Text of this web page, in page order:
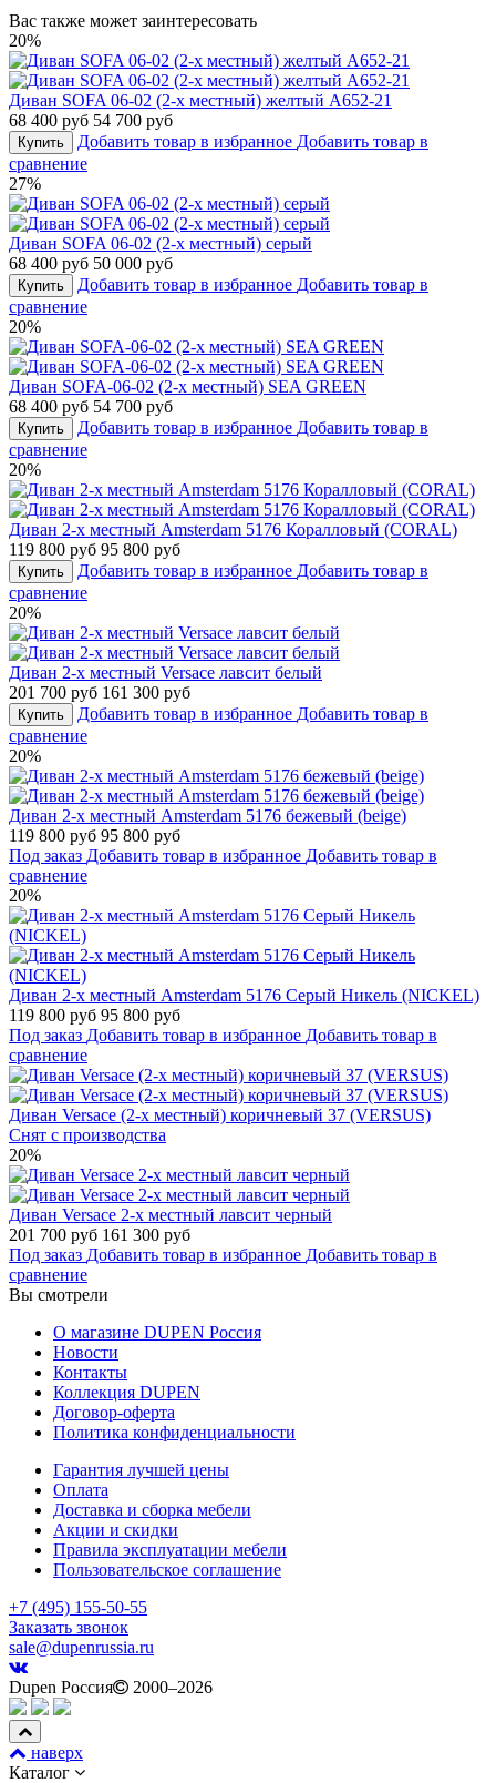
Вас также может заинтересовать
20%
Диван SOFA 06-02 (2-х местный) желтый A652-21
68 400 руб 54 700 руб
Купить Добавить товар в избранное Добавить товар в
сравнение
27%
Диван SOFA 06-02 (2-х местный) серый
68 400 руб 50 000 руб
Купить Добавить товар в избранное Добавить товар в
сравнение
20%
Диван SOFA-06-02 (2-х местный) SEA GREEN
68 400 руб 54 700 руб
Купить Добавить товар в избранное Добавить товар в
сравнение
20%
Диван 2-х местный Amsterdam 5176 Коралловый (CORAL)
119 800 руб 95 800 руб
Купить Добавить товар в избранное Добавить товар в
сравнение
20%
Диван 2-х местный Versace лавсит белый
201 700 руб 161 300 руб
Купить Добавить товар в избранное Добавить товар в
сравнение
20%
Диван 2-х местный Amsterdam 5176 бежевый (beige)
119 800 руб 95 800 руб
Под заказ Добавить товар в избранное Добавить товар в
сравнение
20%
Диван 2-х местный Amsterdam 5176 Серый Никель (NICKEL)
119 800 руб 95 800 руб
Под заказ Добавить товар в избранное Добавить товар в
сравнение
Диван Versace (2-х местный) коричневый 37 (VERSUS)
Снят с производства
20%
Диван Versace 2-х местный лавсит черный
201 700 руб 161 300 руб
Под заказ Добавить товар в избранное Добавить товар в
сравнение
Вы смотрели
О магазине DUPEN Россия
Новости
Контакты
Коллекция DUPEN
Договор-оферта
Политика конфиденциальности
Гарантия лучшей цены
Оплата
Доставка и сборка мебели
Акции и скидки
Правила эксплуатации мебели
Пользовательское соглашение
+7 (495) 155-50-55
Заказать звонок
sale@dupenrussia.ru
Dupen Россия 2000–2026
наверх
Каталог